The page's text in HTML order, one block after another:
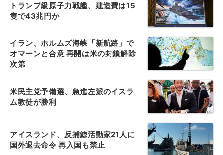
トランプ級原子力戦艦、建造費は15
隻で43兆円か
イラン、ホルムズ海峡「新航路」で
オマーンと合意 再開は米の封鎖解除
次第
米民主党予備選、急進左派のイスラ
ム教徒が勝利
アイスランド、反捕鯨活動家21人に
国外退去命令 再入国も禁止